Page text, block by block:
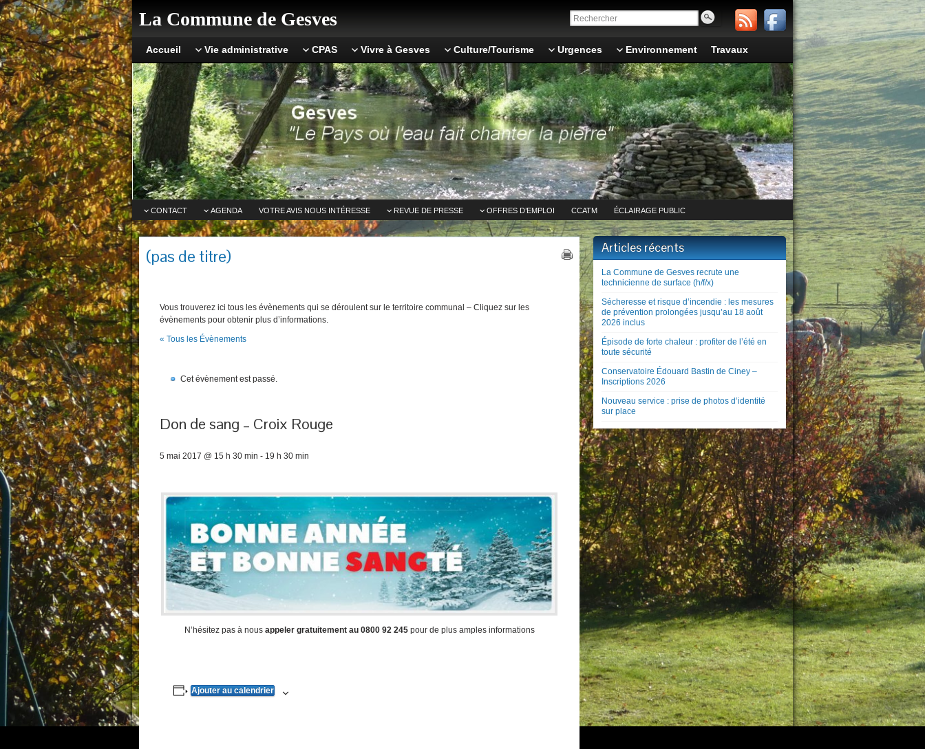
La Commune de Gesves
Accueil Vie administrative CPAS Vivre à Gesves Culture/Tourisme Urgences Environnement Travaux
CONTACT AGENDA VOTRE AVIS NOUS INTÉRESSE REVUE DE PRESSE OFFRES D’EMPLOI CCATM ÉCLAIRAGE PUBLIC
(pas de titre)
Vous trouverez ici tous les évènements qui se déroulent sur le territoire communal – Cliquez sur les
évènements pour obtenir plus d’informations.
« Tous les Évènements
Cet évènement est passé.
Don de sang – Croix Rouge
5 mai 2017 @ 15 h 30 min - 19 h 30 min
N’hésitez pas à nous appeler gratuitement au 0800 92 245pour de plus amples informations
Ajouter au calendrier
Articles récents
La Commune de Gesves recrute une
technicienne de surface (h/f/x)
Sécheresse et risque d’incendie : les mesures
de prévention prolongées jusqu’au 18 août
2026 inclus
Épisode de forte chaleur : profiter de l’été en
toute sécurité
Conservatoire Édouard Bastin de Ciney –
Inscriptions 2026
Nouveau service : prise de photos d’identité
sur place